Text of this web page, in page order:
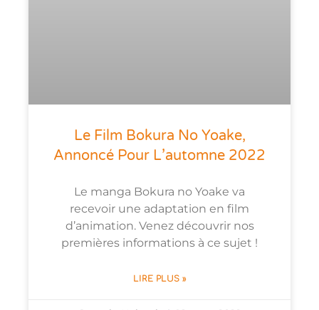
Le Film Bokura No Yoake,
Annoncé Pour L’automne 2022
Le manga Bokura no Yoake va
recevoir une adaptation en film
d’animation. Venez découvrir nos
premières informations à ce sujet !
LIRE PLUS »